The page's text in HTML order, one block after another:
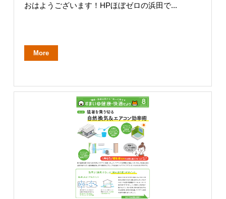
おはようございます！HPほぼゼロの浜田で...
More